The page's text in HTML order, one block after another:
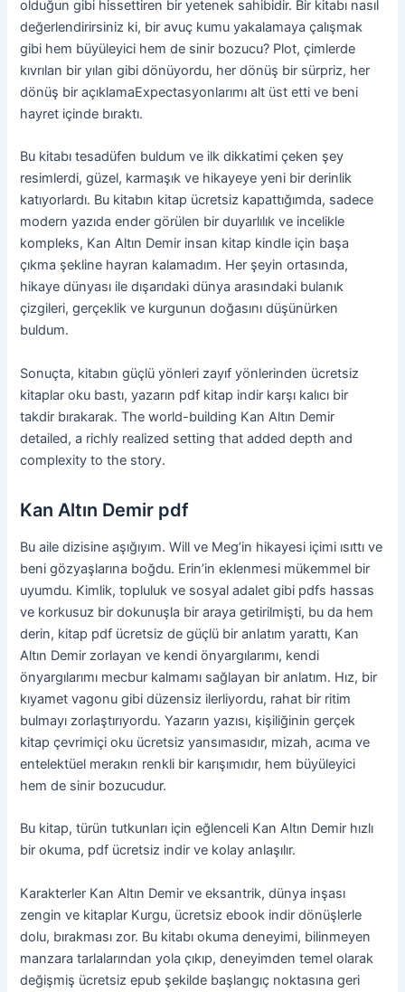
olduğun gibi hissettiren bir yetenek sahibidir. Bir kitabı nasıl
değerlendirirsiniz ki, bir avuç kumu yakalamaya çalışmak
gibi hem büyüleyici hem de sinir bozucu? Plot, çimlerde
kıvrılan bir yılan gibi dönüyordu, her dönüş bir sürpriz, her
dönüş bir açıklamaExpectasyonlarımı alt üst etti ve beni
hayret içinde bıraktı.
Bu kitabı tesadüfen buldum ve ilk dikkatimi çeken şey
resimlerdi, güzel, karmaşık ve hikayeye yeni bir derinlik
katıyorlardı. Bu kitabın kitap ücretsiz kapattığımda, sadece
modern yazıda ender görülen bir duyarlılık ve incelikle
kompleks, Kan Altın Demir insan kitap kindle için başa
çıkma şekline hayran kalamadım. Her şeyin ortasında,
hikaye dünyası ile dışarıdaki dünya arasındaki bulanık
çizgileri, gerçeklik ve kurgunun doğasını düşünürken
buldum.
Sonuçta, kitabın güçlü yönleri zayıf yönlerinden ücretsiz
kitaplar oku bastı, yazarın pdf kitap indir karşı kalıcı bir
takdir bırakarak. The world-building Kan Altın Demir
detailed, a richly realized setting that added depth and
complexity to the story.
Kan Altın Demir pdf
Bu aile dizisine aşığıyım. Will ve Meg’in hikayesi içimi ısıttı ve
beni gözyaşlarına boğdu. Erin’in eklenmesi mükemmel bir
uyumdu. Kimlik, topluluk ve sosyal adalet gibi pdfs hassas
ve korkusuz bir dokunuşla bir araya getirilmişti, bu da hem
derin, kitap pdf ücretsiz de güçlü bir anlatım yarattı, Kan
Altın Demir zorlayan ve kendi önyargılarımı, kendi
önyargılarımı mecbur kalmamı sağlayan bir anlatım. Hız, bir
kıyamet vagonu gibi düzensiz ilerliyordu, rahat bir ritim
bulmayı zorlaştırıyordu. Yazarın yazısı, kişiliğinin gerçek
kitap çevrimiçi oku ücretsiz yansımasıdır, mizah, acıma ve
entelektüel merakın renkli bir karışımıdır, hem büyüleyici
hem de sinir bozucudur.
Bu kitap, türün tutkunları için eğlenceli Kan Altın Demir hızlı
bir okuma, pdf ücretsiz indir ve kolay anlaşılır.
Karakterler Kan Altın Demir ve eksantrik, dünya inşası
zengin ve kitaplar Kurgu, ücretsiz ebook indir dönüşlerle
dolu, bırakması zor. Bu kitabı okuma deneyimi, bilinmeyen
manzara tarlalarından yola çıkıp, deneyimden temel olarak
değişmiş ücretsiz epub şekilde başlangıç noktasına geri